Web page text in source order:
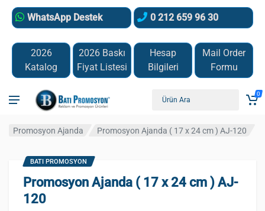
WhatsApp Destek 0 212 659 96 30
2026
Katalog
2026 Baskı
Fiyat Listesi
Hesap
Bilgileri
Mail Order
Formu
0
Promosyon Ajanda Promosyon Ajanda ( 17 x 24 cm ) AJ-120
Promosyon Ajanda ( 17 x 24 cm ) AJ-
120
BATI PROMOSYON